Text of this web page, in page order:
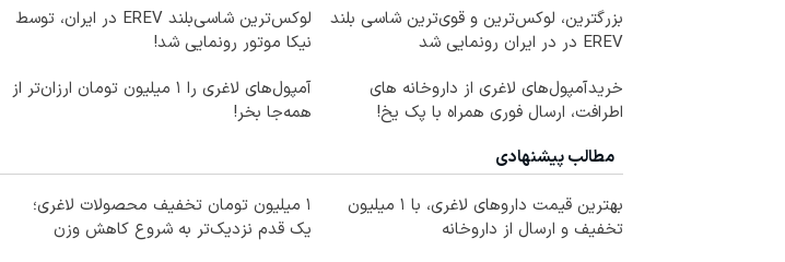
بزرگترین، لوکس‌ترین و قوی‌ترین شاسی بلند
EREV در در ایران رونمایی شد
لوکس‌ترین شاسی‌بلند EREV در ایران، توسط
نیکا موتور رونمایی شد!
خریدآمپول‌های لاغری از داروخانه های
اطرافت، ارسال فوری همراه با پک یخ!
آمپول‌های لاغری را ۱ میلیون تومان ارزان‌تر از
همه‌جا بخر!
مطالب پیشنهادی
بهترین قیمت داروهای لاغری، با ۱ میلیون
تخفیف و ارسال از داروخانه‌
۱ میلیون تومان تخفیف محصولات لاغری؛
یک قدم نزدیک‌تر به شروع کاهش وزن